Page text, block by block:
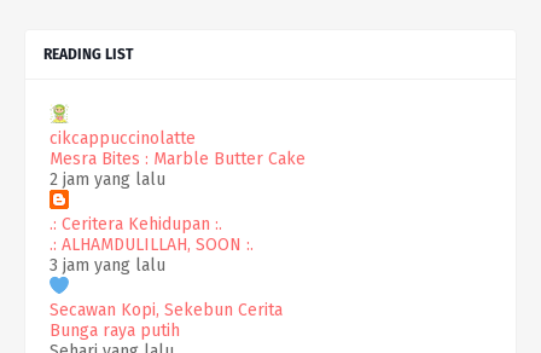
READING LIST
cikcappuccinolatte
Mesra Bites : Marble Butter Cake
2 jam yang lalu
.: Ceritera Kehidupan :.
.: ALHAMDULILLAH, SOON :.
3 jam yang lalu
Secawan Kopi, Sekebun Cerita
Bunga raya putih